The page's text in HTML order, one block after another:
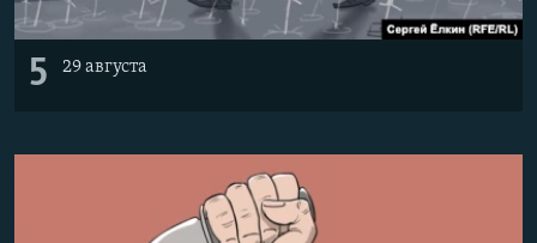
5 29 августа